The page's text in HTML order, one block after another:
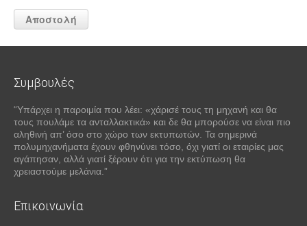
Συμβουλές
“Υπάρχει η παροιμία που λέει: «χάρισέ τους τη μηχανή και θα
τους πουλάμε τα ανταλλακτικά» και δε θα μπορούσε να είναι πιο
αληθινή απ’ όσο στο χώρο των εκτυπωτών. Τα σημερινά
πολυμηχανήματα έχουν φθηνύνει τόσο, όχι γιατί οι εταιρίες μας
αγάπησαν, αλλά γιατί ξέρουν ότι για την εκτύπωση θα
χρειαστούμε μελάνια.”
Επικοινωνία